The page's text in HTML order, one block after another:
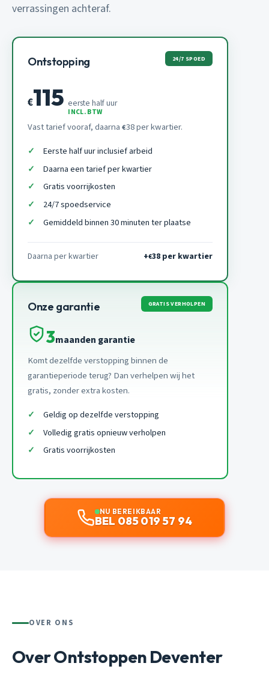
verrassingen achteraf.
Ontstopping 24/7 SPOED
€115 eerste half uur
INCL. BTW
Vast tarief vooraf, daarna €38 per kwartier.
Eerste half uur inclusief arbeid
Daarna een tarief per kwartier
Gratis voorrijkosten
24/7 spoedservice
Gemiddeld binnen 30 minuten ter plaatse
Daarna per kwartier +€38 per kwartier
Onze garantie GRATIS VERHOLPEN
3maanden garantie
Komt dezelfde verstopping binnen de
garantieperiode terug? Dan verhelpen wij het
gratis, zonder extra kosten.
Geldig op dezelfde verstopping
Volledig gratis opnieuw verholpen
Gratis voorrijkosten
NU BEREIKBAAR
BEL 085 019 57 94
OVER ONS
Over Ontstoppen Deventer